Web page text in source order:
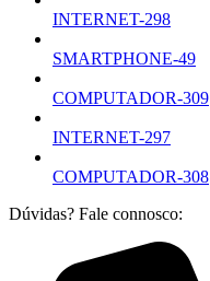
INTERNET-298
SMARTPHONE-49
COMPUTADOR-309
INTERNET-297
COMPUTADOR-308
Dúvidas? Fale connosco: